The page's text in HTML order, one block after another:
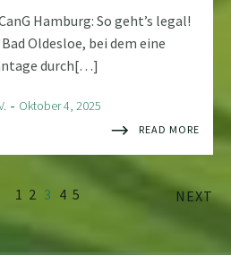
Hamburg: So geht’s legal!
Oldesloe, bei dem eine
durch[…]
- Oktober 4, 2025
READ MORE
1 2 3 4 5 NEXT